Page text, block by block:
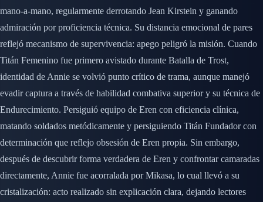
mano-a-mano, regularmente derrotando Jean Kirstein y ganando
admiración por proficiencia técnica. Su distancia emocional de pares
reflejó mecanismo de supervivencia: apego peligró la misión. Cuando
Titán Femenino fue primero avistado durante Batalla de Trost,
identidad de Annie se volvió punto crítico de trama, aunque manejó
evadir captura a través de habilidad combativa superior y su técnica de
Endurecimiento. Persiguió equipo de Eren con eficiencia clínica,
matando soldados metódicamente y persiguiendo Titán Fundador con
determinación que reflejo obsesión de Eren propia. Sin embargo,
después de descubrir forma verdadera de Eren y confrontar camaradas
directamente, Annie fue acorralada por Mikasa, lo cual llevó a su
cristalización: acto realizado sin explicación clara, dejando lectores